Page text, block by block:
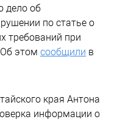
дело об
по статье о
требований при
этом сообщили в
края Антона
информации о